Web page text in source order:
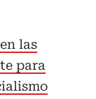
las
para